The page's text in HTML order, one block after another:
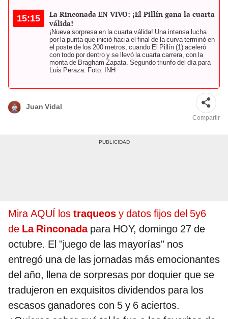
15:15
La Rinconada EN VIVO: ¡El Pillín gana la cuarta
válida!
¡Nueva sorpresa en la cuarta válida! Una intensa lucha
por la punta que inició hacia el final de la curva terminó en
el poste de los 200 metros, cuando El Pillín (1) aceleró
con todo por dentro y se llevó la cuarta carrera, con la
monta de Bragham Zapata. Segundo triunfo del día para
Luis Peraza. Foto: INH
Juan Vidal
Compartir
Mira AQUÍ los traqueos y datos fijos del 5y6
de La Rinconadapara HOY, domingo 27 de
octubre. El "juego de las mayorías" nos
entregó una de las jornadas más emocionantes
del año, llena de sorpresas por doquier que se
tradujeron en exquisitos dividendos para los
escasos ganadores con 5 y 6 aciertos.